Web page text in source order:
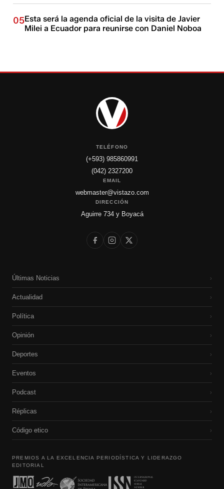
05Esta será la agenda oficial de la visita de Javier
Milei a Ecuador para reunirse con Daniel Noboa
TELÉFONO
(+593) 985860991
(042) 2327200
EMAIL
webmaster@vistazo.com
DIRECCIÓN
Aguirre 734 y Boyacá
Últimas Noticias ›
Actualidad ›
Política ›
Opinión ›
Deportes ›
Eventos ›
Podcast ›
Réplicas ›
Código etico ›
PREMIOS A LA EXCELENCIA PERIODÍSTICA Y LIDERAZGO
EDITORIAL